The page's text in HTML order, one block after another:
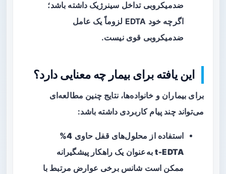
ضدمیکروبی تداخل سینرژیک داشته باشد؛
اگرچه خود EDTA لزوماً یک عامل
ضدمیکروبی قوی نیست.
این یافته برای بیمار چه معنایی دارد؟
برای بیماران و خانواده‌ها، نتایج چنین مطالعه‌ای
می‌تواند چند پیام کاربردی داشته باشد:
استفاده از محلول‌های قفل حاوی
4%
t‑EDTAبه‌عنوان یک راهکار پیشگیرانه
ممکن است شانس برخی عوارض مرتبط با